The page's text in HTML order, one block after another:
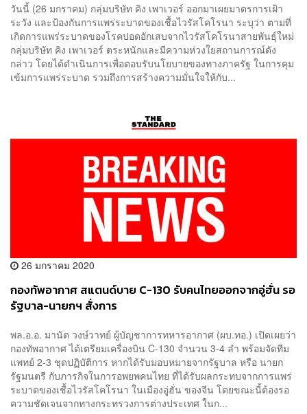
วันนี้ (26 มกราคม) กลุ่มบริษัท คิง เพาเวอร์ ออกมาเผยมาตรการเฝ้า
ระวัง และป้องกันการแพร่ระบาดของเชื้อไวรัสโคโรนา ระบุว่า ​ตามที่
เกิดการแพร่ระบาดของโรคปอดอักเสบจากไวรัสโคโรนาสายพันธุ์ใหม่
กลุ่มบริษัท คิง เพาเวอร์ ตระหนักและมีความห่วงใยสถานการณ์ดัง
กล่าว โดยได้ดำเนินการเพื่อตอบรับนโยบายของทางภาครัฐ ในการคุม
เข้มการแพร่ระบาด รวมถึงการสร้างความมั่นใจให้กับ...
26 มกราคม 2020
กองทัพอากาศ สแตนด์บาย C-130 รับคนไทยออกจากอู่ฮั่น รอ
รัฐบาล-นายกฯ สั่งการ
พล.อ.อ. มานัต วงษ์วาทย์ ผู้บัญชาการทหารอากาศ (ผบ.ทอ.) เปิดเผยว่า
กองทัพอากาศ ได้เตรียมเครื่องบิน C-130 จำนวน 3-4 ลำ พร้อมจัดทีม
แพทย์ 2-3 ชุดปฏิบัติการ หากได้รับมอบหมายจากรัฐบาล หรือ นายก
รัฐมนตรี กับภารกิจในการอพยพคนไทย ที่ได้รับผลกระทบจากการแพร่
ระบาดของเชื้อไวรัสโคโรนา ในเมืองอู่ฮั่น ของจีน โดยขณะนี้ต้องรอ
ความชัดเจนจากทางกระทรวงการต่างประเทศ ในก...